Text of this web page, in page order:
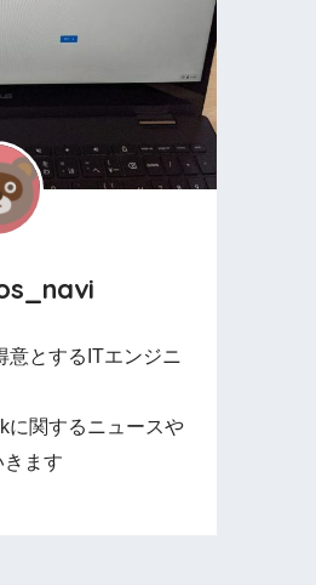
意とするITエンジニ
に関するニュースや
ます